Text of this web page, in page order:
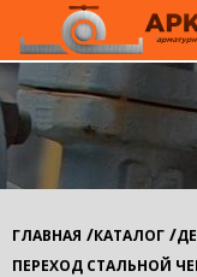
ГЛАВНАЯ /КАТАЛОГ /
ПЕРЕХОД СТАЛЬНОЙ